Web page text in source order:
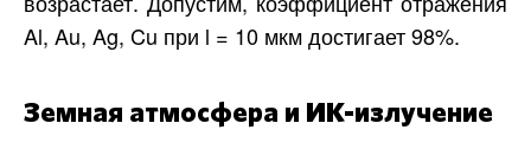
Al, Au, Ag, Cu при l = 10 мкм достигает 98%.
Земная атмосфера и ИК-излучение